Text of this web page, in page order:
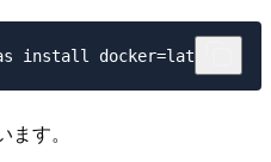
す。